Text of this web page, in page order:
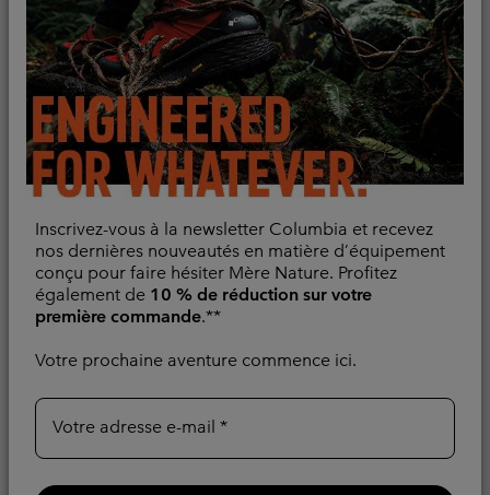
Inscrivez-vous à la newsletter Columbia et recevez
nos dernières nouveautés en matière d’équipement
conçu pour faire hésiter Mère Nature. Profitez
également de 10 % de réduction sur votre
première commande.**
Votre prochaine aventure commence ici.
Votre adresse e-mail
Fraîcheur et
protection optimales
Restez au frais par temps chaud. Omni‑Freeze™ procure
un rafraîchissement instantané, et Omni‑Shade™ offre
une protection UV.
En Savoir Plus